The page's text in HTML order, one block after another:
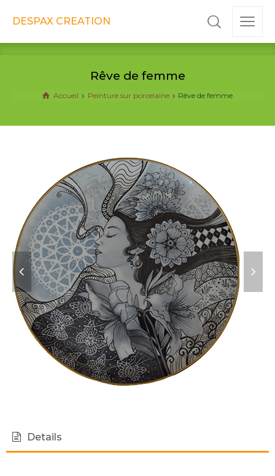
DESPAX CREATION
Rêve de femme
Accueil Peinture sur porcelaine Rêve de femme
Details